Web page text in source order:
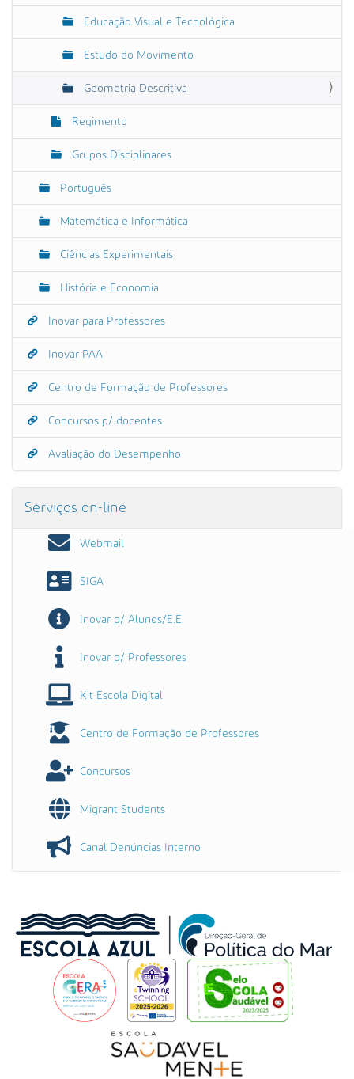
Educação Visual e Tecnológica
Estudo do Movimento
Geometria Descritiva
Regimento
Grupos Disciplinares
Português
Matemática e Informática
Ciências Experimentais
História e Economia
Inovar para Professores
Inovar PAA
Centro de Formação de Professores
Concursos p/ docentes
Avaliação do Desempenho
Serviços on-line
Webmail
SIGA
Inovar p/ Alunos/E.E.
Inovar p/ Professores
Kit Escola Digital
Centro de Formação de Professores
Concursos
Migrant Students
Canal Denúncias Interno